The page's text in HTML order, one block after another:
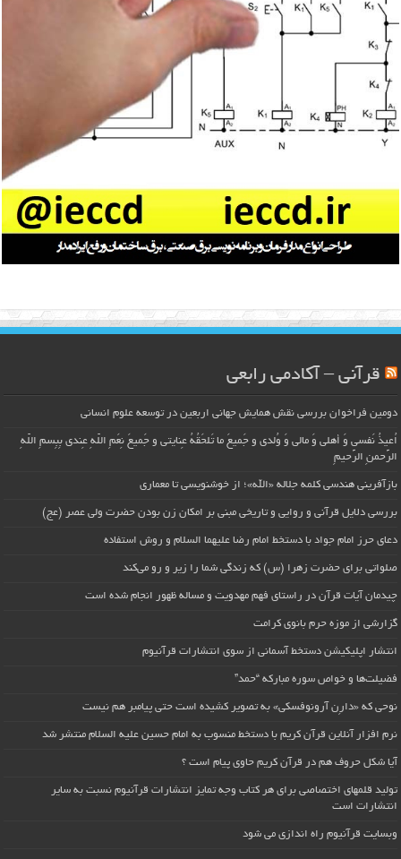
قرآنی – آکادمی رابعی
دومین فراخوان بررسی نقش همایش جهانی اربعین در توسعه علوم انسانی
اُعیذُ نَفسی وَ أهلی وَ مالی وَ وُلدی و جَمیعَ ما تَلحَقُهُ عِنایتی و جَمیعَ نِعَمِ اللّهِ عِندی بِبِسمِ اللّهِ
الرَّحمنِ الرَّحیمِ
بازآفرینی هندسی کلمه جلاله «الله»؛ از خوشنویسی تا معماری
بررسی دلایل قرآنی و روایی و تاریخی مبنی بر امکان زن بودن حضرت ولی عصر (عج)
دعای حرز امام جواد با دستخط امام رضا علیهما السلام و روش استفاده
صلواتی برای حضرت زهرا (س) که زندگی شما را زیر و رو می‌کند
چیدمان آیات قرآن در راستای فهم مهدویت و مساله ظهور انجام شده است
گزارشی از موزه حرم بانوی کرامت
انتشار اپلیکیشن دستخط آسمانی از سوی انتشارات قرآنیوم
فضیلت‌ها و خواص سوره مبارکه “حمد”
نوحی که «دارِن آرونوفسکی» به تصویر کشیده است حتی پیامبر هم نیست
نرم افزار آنلاین قرآن کریم با دستخط منسوب به امام حسین علیه السلام منتشر شد
آیا شکل حروف هم در قرآن کریم حاوی پیام است ؟
تولید قلمهای اختصاصی برای هر کتاب وجه تمایز انتشارات قرآنیوم نسبت به سایر
انتشارات است
وبسایت قرآنیوم راه اندازی می شود